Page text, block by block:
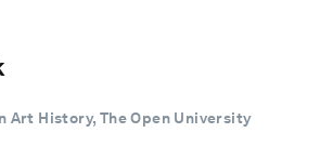
Art History, The Open University